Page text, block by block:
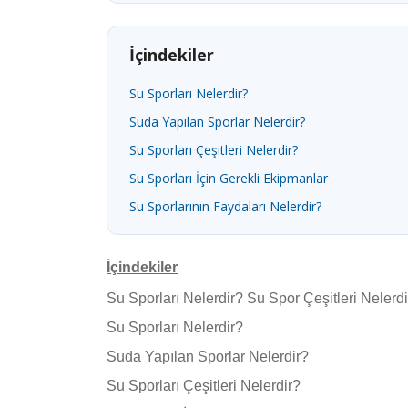
İçindekiler
Su Sporları Nelerdir?
Suda Yapılan Sporlar Nelerdir?
Su Sporları Çeşitleri Nelerdir?
Su Sporları İçin Gerekli Ekipmanlar
Su Sporlarının Faydaları Nelerdir?
İçindekiler
Su Sporları Nelerdir? Su Spor Çeşitleri
Su Sporları Nelerdir?
Suda Yapılan Sporlar Nelerdir?
Su Sporları Çeşitleri Nelerdir?